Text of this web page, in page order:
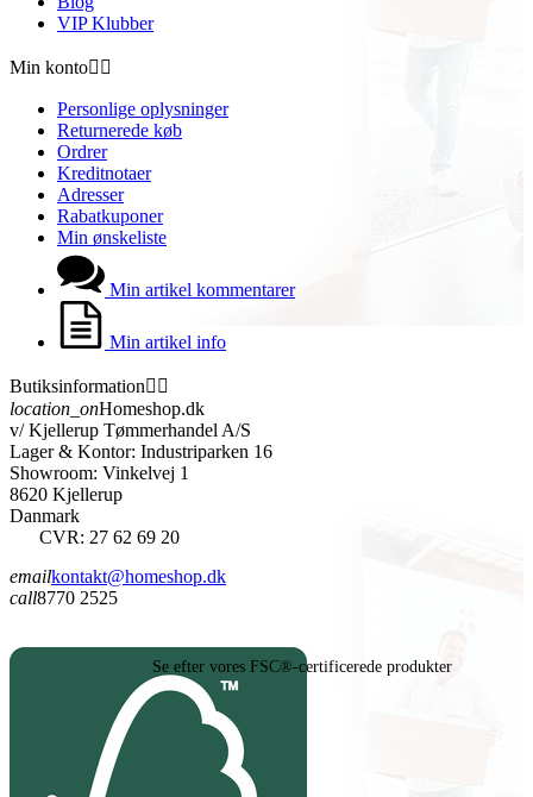
VIP Klubber
Min konto 
Personlige oplysninger
Returnerede køb
Ordrer
Kreditnotaer
Adresser
Rabatkuponer
Min ønskeliste
Min artikel kommentarer
Min artikel info
Butiksinformation 
location_onHomeshop.dk
v/ Kjellerup Tømmerhandel A/S
Lager & Kontor: Industriparken 16
Showroom: Vinkelvej 1
8620 Kjellerup
Danmark
CVR: 27 62 69 20
emailkontakt@homeshop.dk
call8770 2525
Se efter vores FSC®-certificerede produkter